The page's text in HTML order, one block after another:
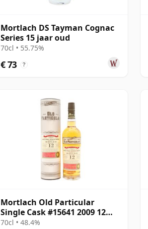
Mortlach DS Tayman Cognac
Series 15 jaar oud
70cl • 55.75%
€ 73 ?
Mortlach Old Particular
Single Cask #15641 2009 12
jaar oud
70cl • 48.4%